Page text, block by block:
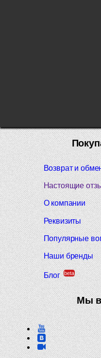
Возврат и
Настоящие
О компании
Реквизиты
Популярные
Наши бренды
Блог beta
Мы в